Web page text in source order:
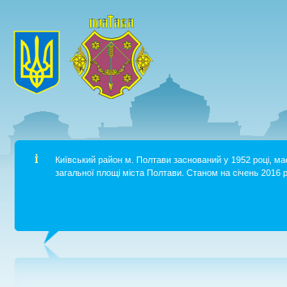
Київський район м. Полтави заснований у 1952 році,
загальної площі міста Полтави. Станом на січень 2016